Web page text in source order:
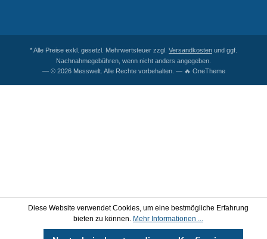
* Alle Preise exkl. gesetzl. Mehrwertsteuer zzgl. Versandkosten und ggf.
Nachnahmegebühren, wenn nicht anders angegeben.
— © 2026 Messwelt. Alle Rechte vorbehalten. — 🔥 OneTheme
Diese Website verwendet Cookies, um eine bestmögliche Erfahrung
bieten zu können. Mehr Informationen ...